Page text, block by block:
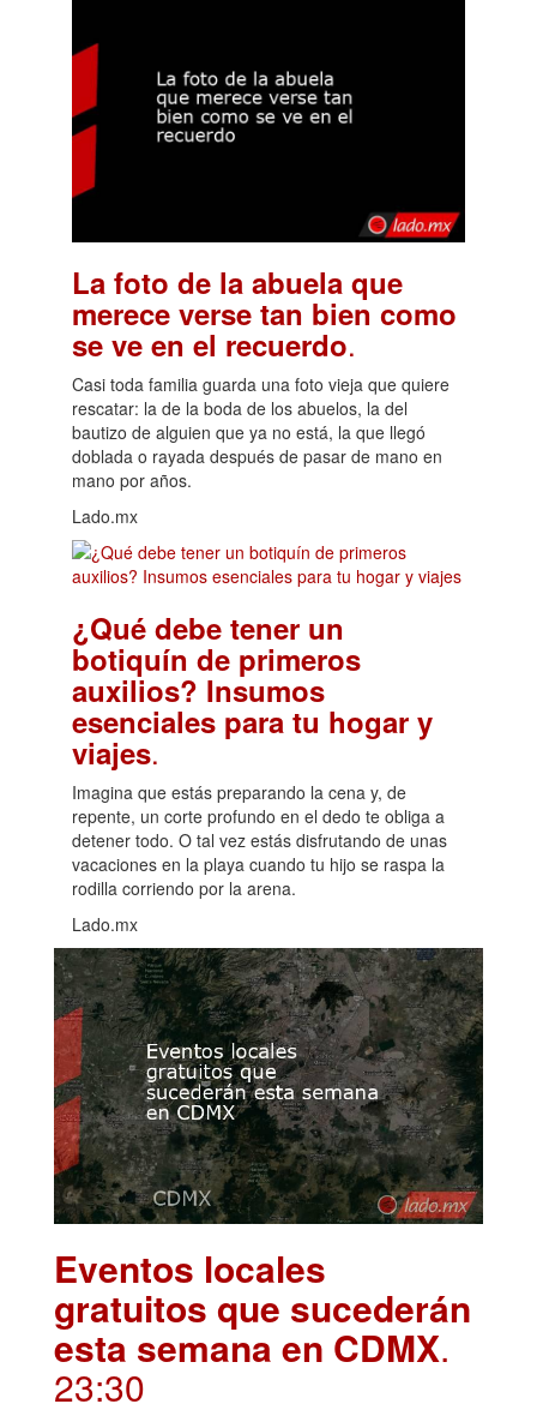
La foto de la abuela que
merece verse tan bien como
se ve en el recuerdo.
Casi toda familia guarda una foto vieja que quiere
rescatar: la de la boda de los abuelos, la del
bautizo de alguien que ya no está, la que llegó
doblada o rayada después de pasar de mano en
mano por años.
Lado.mx
¿Qué debe tener un
botiquín de primeros
auxilios? Insumos
esenciales para tu hogar y
viajes.
Imagina que estás preparando la cena y, de
repente, un corte profundo en el dedo te obliga a
detener todo. O tal vez estás disfrutando de unas
vacaciones en la playa cuando tu hijo se raspa la
rodilla corriendo por la arena.
Lado.mx
Eventos locales
gratuitos que sucederán
esta semana en CDMX.
23:30